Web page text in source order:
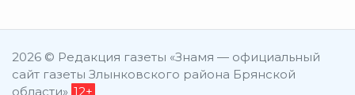
2026 © Редакция газеты «Знамя — официальный
сайт газеты Злынковского района Брянской
области» 12+